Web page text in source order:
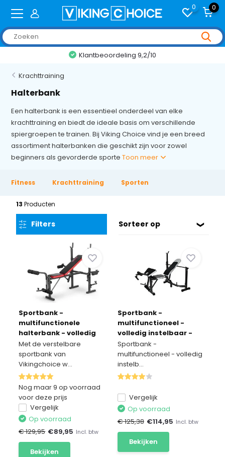
0 0
+2,000 reviews
Krachttraining
Halterbank
Een halterbank is een essentieel onderdeel van elke
krachttraining en biedt de ideale basis om verschillende
spiergroepen te trainen. Bij Viking Choice vind je een breed
assortiment halterbanken die geschikt zijn voor zowel
beginners als gevorderde sporteToon meer
Fitness Krachttraining Sporten
13Producten
Filters Sorteer op
Sportbank -
multifunctionele
halterbank - volledig
instelbaar
Met de verstelbare
sportbank van
Vikingchoice w...
Nog maar 9 op voorraad
voor deze prijs
Vergelijk
Op voorraad
€ 129,95 €89,95 Incl. btw
Bekijken
Sportbank -
multifunctioneel -
volledig instelbaar -
voor gewichten - zwart
& grijs
Sportbank -
multifunctioneel - volledig
instelb...
Vergelijk
Op voorraad
€ 125,38 €114,95 Incl. btw
Bekijken